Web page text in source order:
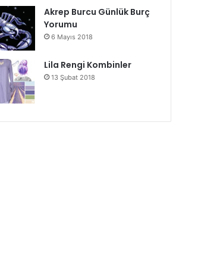
Akrep Burcu Günlük Burç
Yorumu
6 Mayıs 2018
Lila Rengi Kombinler
13 Şubat 2018